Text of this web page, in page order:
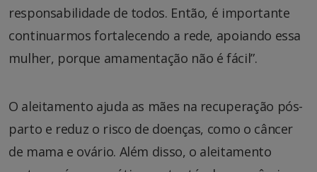
responsabilidade de todos. Então, é importante
continuarmos fortalecendo a rede, apoiando essa
mulher, porque amamentação não é fácil”.
O aleitamento ajuda as mães na recuperação pós-
parto e reduz o risco de doenças, como o câncer
de mama e ovário. Além disso, o aleitamento